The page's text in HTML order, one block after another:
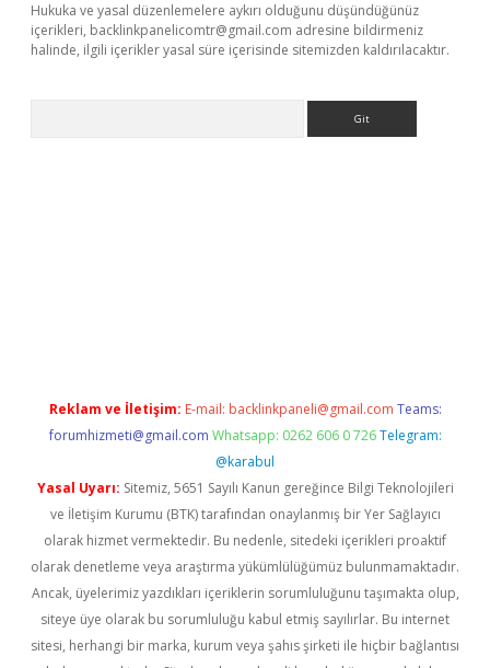
Hukuka ve yasal düzenlemelere aykırı olduğunu düşündüğünüz
içerikleri, backlinkpanelicomtr@gmail.com adresine bildirmeniz
halinde, ilgili içerikler yasal süre içerisinde sitemizden kaldırılacaktır.
Reklam ve İletişim: E-mail: backlinkpaneli@gmail.com Teams:
forumhizmeti@gmail.com Whatsapp: 0262 606 0 726 Telegram:
@karabul
Yasal Uyarı: Sitemiz, 5651 Sayılı Kanun gereğince Bilgi Teknolojileri
ve İletişim Kurumu (BTK) tarafından onaylanmış bir Yer Sağlayıcı
olarak hizmet vermektedir. Bu nedenle, sitedeki içerikleri proaktif
olarak denetleme veya araştırma yükümlülüğümüz bulunmamaktadır.
Ancak, üyelerimiz yazdıkları içeriklerin sorumluluğunu taşımakta olup,
siteye üye olarak bu sorumluluğu kabul etmiş sayılırlar. Bu internet
sitesi, herhangi bir marka, kurum veya şahıs şirketi ile hiçbir bağlantısı